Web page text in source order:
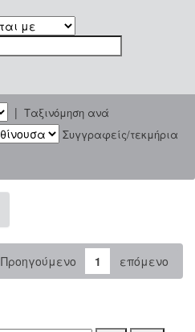
| Ταξινόμηση ανά
Συγγραφείς/τεκμήρια
Προηγούμενο 1 επόμενο